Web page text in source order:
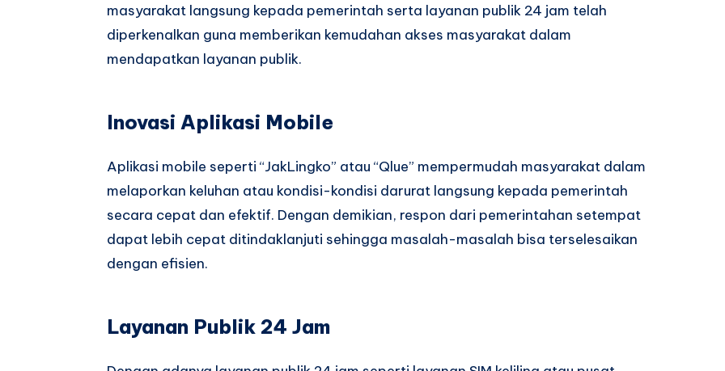
masyarakat langsung kepada pemerintah serta layanan publik 24 jam telah
diperkenalkan guna memberikan kemudahan akses masyarakat dalam
mendapatkan layanan publik.
Inovasi Aplikasi Mobile
Aplikasi mobile seperti “JakLingko” atau “Qlue” mempermudah masyarakat dalam
melaporkan keluhan atau kondisi-kondisi darurat langsung kepada pemerintah
secara cepat dan efektif. Dengan demikian, respon dari pemerintahan setempat
dapat lebih cepat ditindaklanjuti sehingga masalah-masalah bisa terselesaikan
dengan efisien.
Layanan Publik 24 Jam